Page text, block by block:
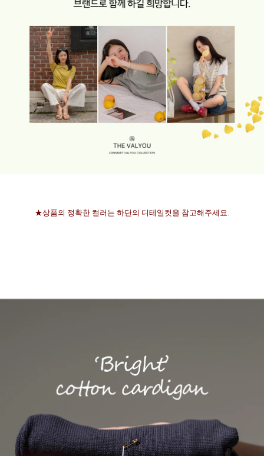
★상품의 정확한 컬러는 하단의 디테일컷을 참고해주세요.